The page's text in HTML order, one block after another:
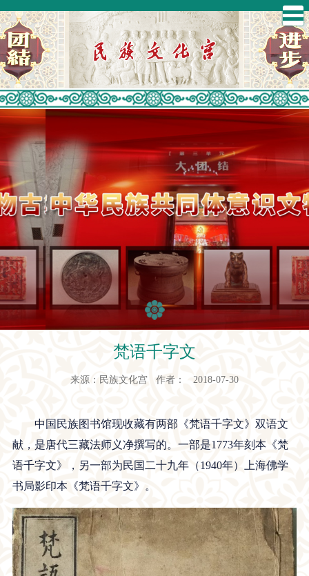
梵语千字文
来源：民族文化宫 作者： 2018-07-30
中国民族图书馆现收藏有两部《梵语千字文》双语文
献，是唐代三藏法师义净撰写的。一部是1773年刻本《梵
语千字文》，另一部为民国二十九年（1940年）上海佛学
书局影印本《梵语千字文》。